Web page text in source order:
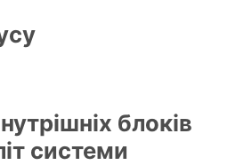
блоків
системи